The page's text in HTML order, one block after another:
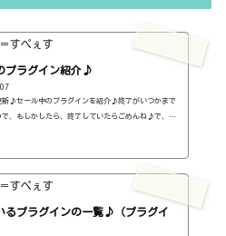
すぺぇす
プラグイン紹介♪
新♪セール中のプラグインを紹介♪終了がいつかまで
で、もしかしたら、終了していたらごめんね♪で、相
価：59ドル → 19ドル（本家さま）FINISHER DYNAMO（U
ル → 9ドル（本家さま）FINISHER FLUXX（UJAM）定
すぺぇす
るプラグインの一覧♪（プラグイ